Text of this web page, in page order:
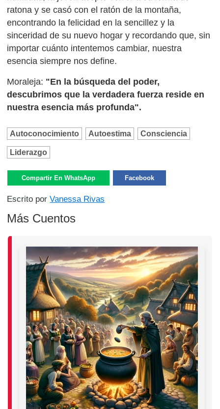
ratona y se casó con el ratón de la montaña,
encontrando la felicidad en la sencillez y la
sinceridad de su nuevo hogar y recordando que, sin
importar cuánto intentemos cambiar, nuestra
esencia siempre nos define.
Moraleja: "En la búsqueda del poder,
descubrimos que la verdadera fuerza reside en
nuestra esencia más profunda".
Autoconocimiento Autoestima Consciencia
Liderazgo
Compartir En WhatsApp Facebook
Escrito porVanessa Rivas
Más Cuentos